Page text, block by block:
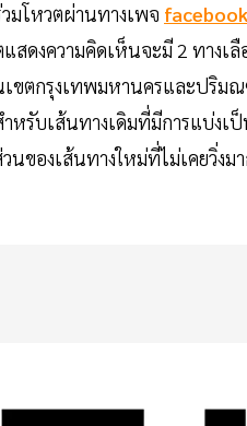
มโหวตผ่านทางเพจ facebook
สดงความคิดเห็นจะมี 2 ทาง
เขตกรุงเทพมหานครและปริม
หรับเส้นทางเดิมที่มีการแบ่ง
นของเส้นทางใหม่ที่ไม่เคยวิ่ง